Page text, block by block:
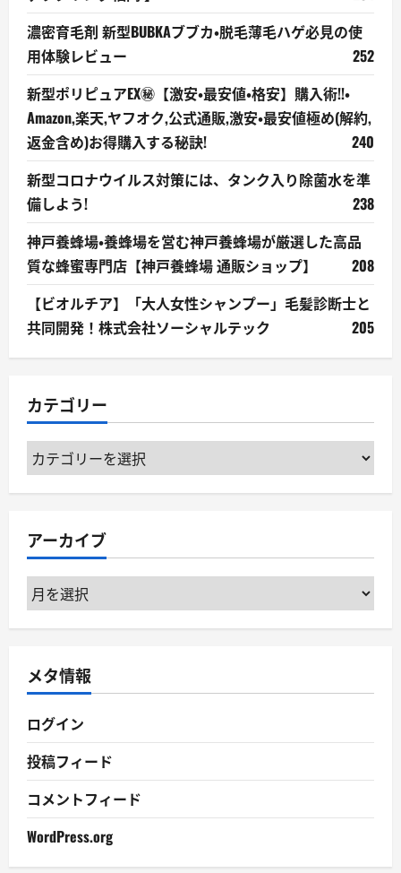
濃密育毛剤 新型BUBKAブブカ・脱毛薄毛ハゲ必見の使
用体験レビュー
252
新型ポリピュアEX㊙【激安・最安値・格安】購入術!!・
Amazon,楽天,ヤフオク,公式通販,激安・最安値極め(解約,
返金含め)お得購入する秘訣!
240
新型コロナウイルス対策には、タンク入り除菌水を準
備しよう!
238
神戸養蜂場・養蜂場を営む神戸養蜂場が厳選した高品
質な蜂蜜専門店【神戸養蜂場 通販ショップ】
208
【ビオルチア】「大人女性シャンプー」毛髪診断士と
共同開発！株式会社ソーシャルテック
205
カテゴリー
カ
テ
ゴ
ー
アーカイブ
ア
ー
カ
ブ
メタ情報
ログイン
投稿フィード
コメントフィード
WordPress.org